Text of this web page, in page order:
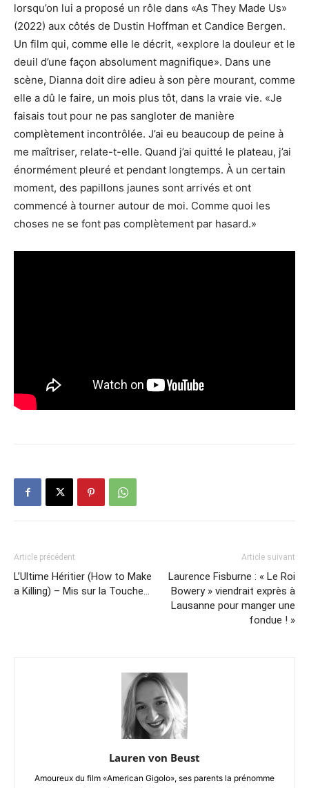
lorsqu’on lui a proposé un rôle dans «As They Made Us»
(2022) aux côtés de Dustin Hoffman et Candice Bergen.
Un film qui, comme elle le décrit, «explore la douleur et le
deuil d’une façon absolument magnifique». Dans une
scène, Dianna doit dire adieu à son père mourant, comme
elle a dû le faire, un mois plus tôt, dans la vraie vie. «Je
faisais tout pour ne pas sangloter de manière
complètement incontrôlée. J’ai eu beaucoup de peine à
me maîtriser, relate-t-elle. Quand j’ai quitté le plateau, j’ai
énormément pleuré et pendant longtemps. À un certain
moment, des papillons jaunes sont arrivés et ont
commencé à tourner autour de moi. Comme quoi les
choses ne se font pas complètement par hasard.»
Article précédent
L’Ultime Héritier (How to Make
a Killing) – Mis sur la Touche…
Article suivant
Laurence Fisburne : « Le Roi
Bowery » viendrait exprès à
Lausanne pour manger une
fondue ! »
Lauren von Beust
Amoureux du film «American Gigolo», ses parents la prénomme